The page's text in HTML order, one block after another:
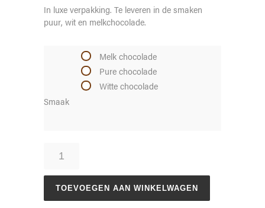
In luxe verpakking. Te leveren in de smaken
puur, wit en melkchocolade.
Smaak
Melk chocolade
Pure chocolade
Witte chocolade
medium
ras
aantal
TOEVOEGEN AAN WINKELWAGEN